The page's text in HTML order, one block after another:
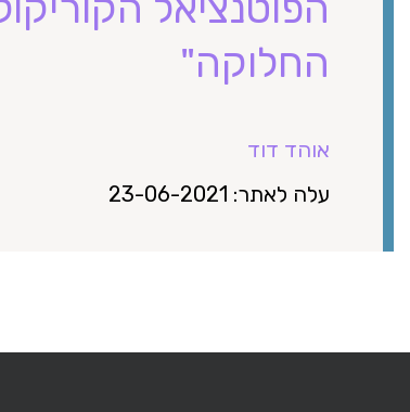
החלוקה"
אוהד דוד
עלה לאתר: 23-06-2021